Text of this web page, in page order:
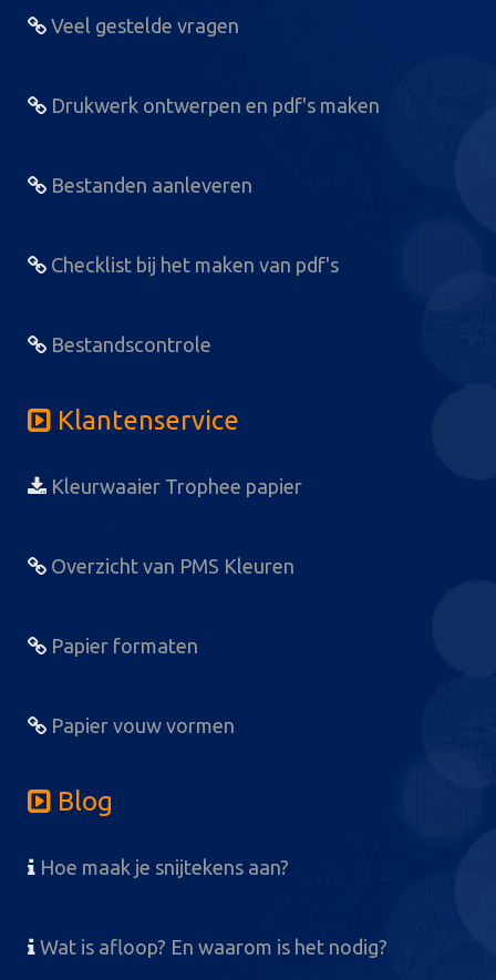
Veel gestelde vragen
Drukwerk ontwerpen en pdf's maken
Bestanden aanleveren
Checklist bij het maken van pdf's
Bestandscontrole
Klantenservice
Kleurwaaier Trophee papier
Overzicht van PMS Kleuren
Papier formaten
Papier vouw vormen
Blog
Hoe maak je snijtekens aan?
Wat is afloop? En waarom is het nodig?